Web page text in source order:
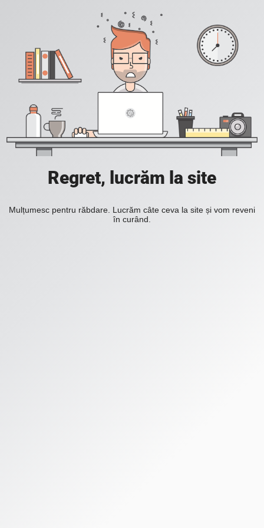
Regret, lucrăm la site
Mulțumesc pentru răbdare. Lucrăm câte ceva la site și vom reveni
în curând.